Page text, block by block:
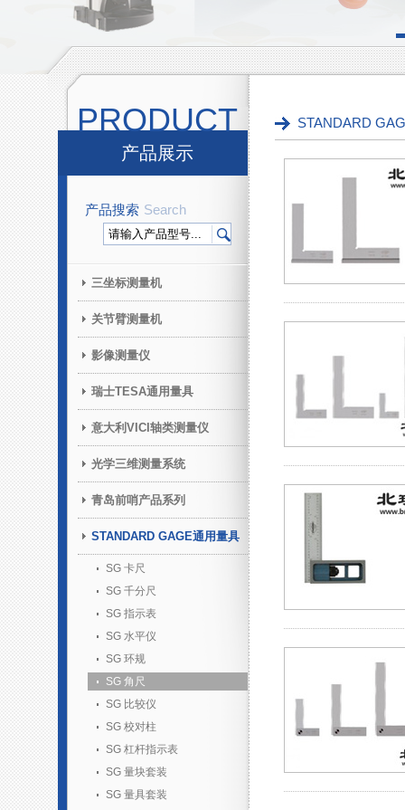
PRODUCT
产品展示
产品搜索 Search
三坐标测量机
关节臂测量机
影像测量仪
瑞士TESA通用量具
意大利VICI轴类测量仪
光学三维测量系统
青岛前哨产品系列
STANDARD GAGE通用量具
SG 卡尺
SG 千分尺
SG 指示表
SG 水平仪
SG 环规
SG 角尺
SG 比较仪
SG 校对柱
SG 杠杆指示表
SG 量块套装
SG 量具套装
STANDARD